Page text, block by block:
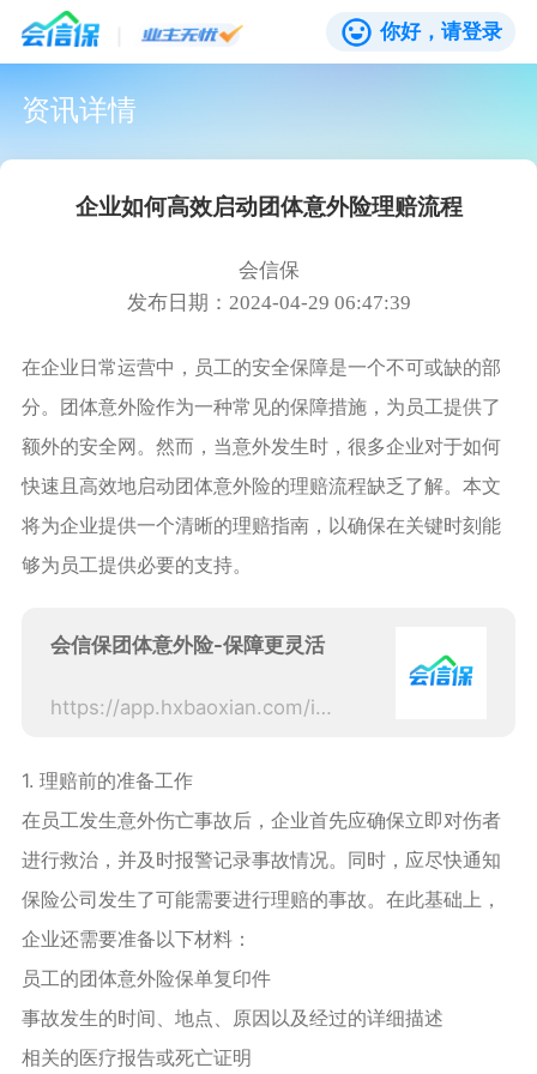
你好，请登录
资讯详情
企业如何高效启动团体意外险理赔流程
会信保
发布日期：2024-04-29 06:47:39
在企业日常运营中，员工的安全保障是一个不可或缺的部
分。团体意外险作为一种常见的保障措施，为员工提供了
额外的安全网。然而，当意外发生时，很多企业对于如何
快速且高效地启动团体意外险的理赔流程缺乏了解。本文
将为企业提供一个清晰的理赔指南，以确保在关键时刻能
够为员工提供必要的支持。
会信保团体意外险-保障更灵活
https://app.hxbaoxian.com/insurance?p=1&l=20&t=6&c=0&sourceType=web
1. 理赔前的准备工作
在员工发生意外伤亡事故后，企业首先应确保立即对伤者
进行救治，并及时报警记录事故情况。同时，应尽快通知
保险公司发生了可能需要进行理赔的事故。在此基础上，
企业还需要准备以下材料：
员工的团体意外险保单复印件
事故发生的时间、地点、原因以及经过的详细描述
相关的医疗报告或死亡证明